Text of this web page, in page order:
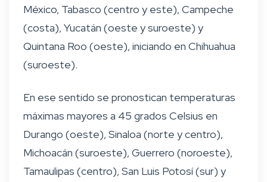
México, Tabasco (centro y este), Campeche
(costa), Yucatán (oeste y suroeste) y
Quintana Roo (oeste), iniciando en Chihuahua
(suroeste).
En ese sentido se pronostican temperaturas
máximas mayores a 45 grados Celsius en
Durango (oeste), Sinaloa (norte y centro),
Michoacán (suroeste), Guerrero (noroeste),
Tamaulipas (centro), San Luis Potosí (sur) y